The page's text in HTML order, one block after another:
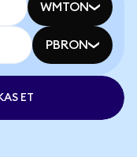
WMTON
PBRON
ET